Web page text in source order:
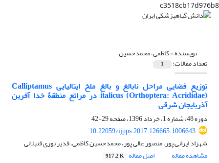
c3518cb17d976b8
نویسنده =کاظمی، محمدحسین
تعداد مقالات: 1
توزیع فضایی مراحل نابالغ و بالغ ملخ ایتالیایی Calliptamus
italicus (Orthoptera: Acrididae) در مراتع منطقۀ خدا آفرین
آذربایجان شرقی
دوره 48، شماره 1، خرداد 1396، صفحه
29-42
10.22059/ijpps.2017.126665.1006643
شهزاد ایرانی پور، منصور عالی پور، محمدحسین کاظمی، قدیر نوری قنبلانی
مشاهده مقاله
اصل مقاله 917.2 K